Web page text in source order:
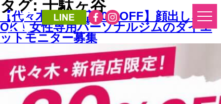
タグ: 千駄ヶ谷
【代々木・新宿店30％OFF】顔出しなし
OK！女性専用パーソナルジムのダイエ
ットモニター募集